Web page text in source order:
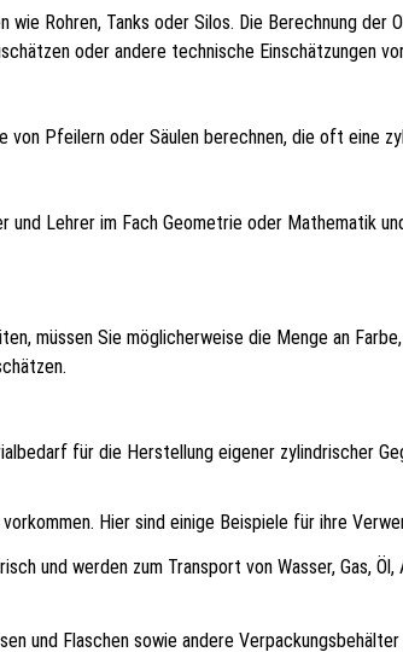
Rohren, Tanks oder Silos. Die Berechnung der
oder andere technische Einschätzungen
Pfeilern oder Säulen berechnen, die oft eine
und Lehrer im Fach Geometrie oder Mathematik
müssen Sie möglicherweise die Menge an
für die Herstellung eigener zylindrischer
Hier sind einige Beispiele für ihre
und werden zum Transport von Wasser, Gas,
und Flaschen sowie andere